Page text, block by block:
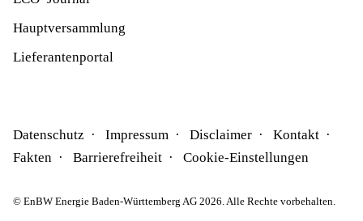
Hauptversammlung
Lieferantenportal
Datenschutz Impressum Disclaimer
Kontakt
Fakten
Barrierefreiheit Cookie-Einstellungen
© EnBW Energie Baden-Württemberg AG 2026. Alle Rechte vorbehalten.